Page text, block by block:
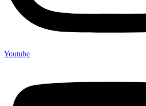
Youtube